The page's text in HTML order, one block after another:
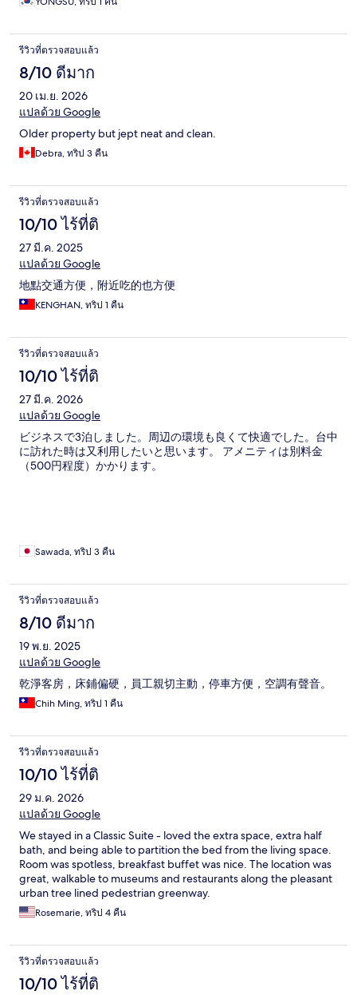
รีวิวที่ตรวจสอบแล้ว
8/10 ดีมาก
20 เม.ย. 2026
แปลด้วย Google
Older property but jept neat and clean.
Debra, ทริป 3 คืน
รีวิวที่ตรวจสอบแล้ว
10/10 ไร้ที่ติ
27 มี.ค. 2025
แปลด้วย Google
地點交通方便，附近吃的也方便
KENGHAN, ทริป 1 คืน
รีวิวที่ตรวจสอบแล้ว
10/10 ไร้ที่ติ
27 มี.ค. 2026
แปลด้วย Google
ビジネスで3泊しました。周辺の環境も良くて快適でした。台中
に訪れた時は又利用したいと思います。 アメニティは別料金
（500円程度）かかります。
Sawada, ทริป 3 คืน
รีวิวที่ตรวจสอบแล้ว
8/10 ดีมาก
19 พ.ย. 2025
แปลด้วย Google
乾淨客房，床鋪偏硬，員工親切主動，停車方便，空調有聲音。
Chih Ming, ทริป 1 คืน
รีวิวที่ตรวจสอบแล้ว
10/10 ไร้ที่ติ
29 ม.ค. 2026
แปลด้วย Google
We stayed in a Classic Suite - loved the extra space, extra half
bath, and being able to partition the bed from the living space.
Room was spotless, breakfast buffet was nice. The location was
great, walkable to museums and restaurants along the pleasant
urban tree lined pedestrian greenway.
Rosemarie, ทริป 4 คืน
รีวิวที่ตรวจสอบแล้ว
10/10 ไร้ที่ติ